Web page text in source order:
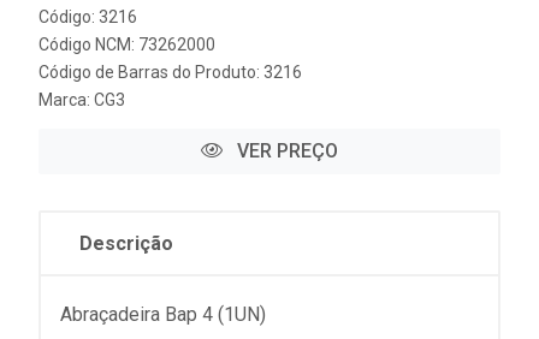
Código: 3216
Código NCM: 73262000
Código de Barras do Produto: 3216
Marca: CG3
VER PREÇO
Descrição
Abraçadeira Bap 4 (1UN)